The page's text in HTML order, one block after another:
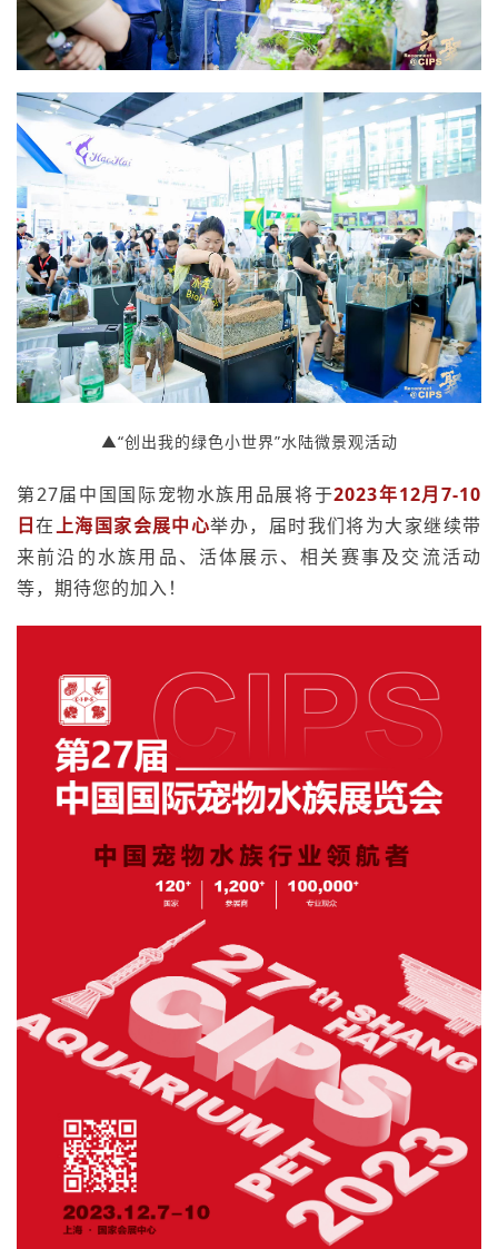
▲“创出我的绿色小世界”水陆微景观活动
第27届中国国际宠物水族用品展将于2023年12月7-10
日在上海国家会展中心举办，届时我们将为大家继续带
来前沿的水族用品、活体展示、相关赛事及交流活动
等，期待您的加入！